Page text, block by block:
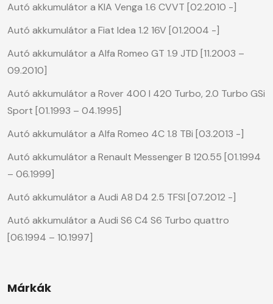
Autó akkumulátor a KIA Venga 1.6 CVVT [02.2010 -]
Autó akkumulátor a Fiat Idea 1.2 16V [01.2004 -]
Autó akkumulátor a Alfa Romeo GT 1.9 JTD [11.2003 –
09.2010]
Autó akkumulátor a Rover 400 I 420 Turbo, 2.0 Turbo GSi
Sport [01.1993 – 04.1995]
Autó akkumulátor a Alfa Romeo 4C 1.8 TBi [03.2013 -]
Autó akkumulátor a Renault Messenger B 120.55 [01.1994
– 06.1999]
Autó akkumulátor a Audi A8 D4 2.5 TFSI [07.2012 -]
Autó akkumulátor a Audi S6 C4 S6 Turbo quattro
[06.1994 – 10.1997]
Márkák